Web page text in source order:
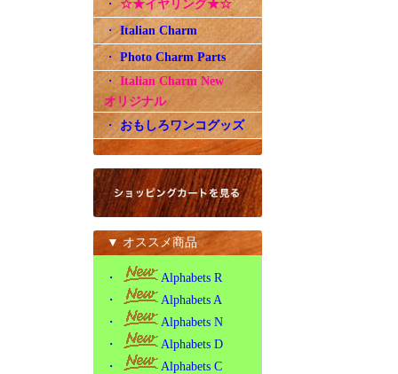
・☆★イヤリング★☆
・Italian Charm
・Photo Charm Parts
・ Italian Charm New
オリジナル
・ おもしろワンコグッズ
▼ オススメ商品
・
Alphabets R
・
Alphabets A
・
Alphabets N
・
Alphabets D
・
Alphabets C